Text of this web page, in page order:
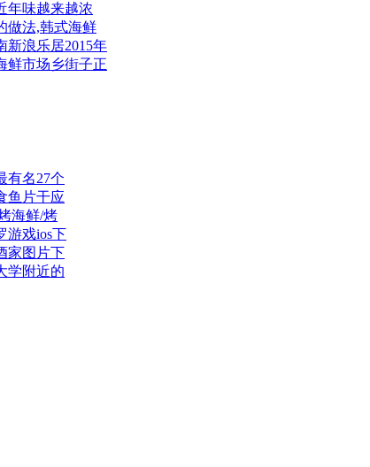
年味越来越浓
做法,韩式海鲜
新浪乐居2015年
鲜市场乡街子正
有名27个
鱼片干应
海鲜/烤
游戏ios下
家图片下
学附近的